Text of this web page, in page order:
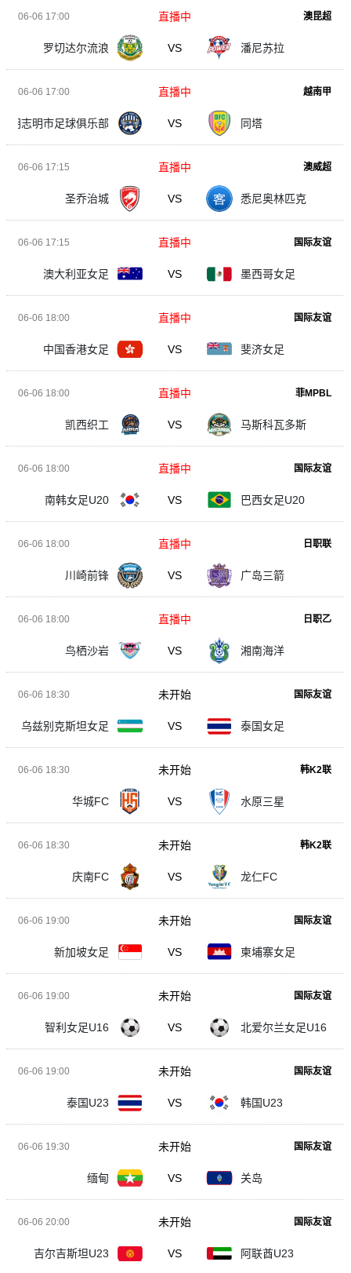
06-06 17:00 澳昆超
罗切达尔流浪 VS 潘尼苏拉
直播中
06-06 17:00 越南甲
胡志明市足球俱乐部 VS 同塔
直播中
06-06 17:15 澳威超
圣乔治城 VS 悉尼奥林匹克
直播中
06-06 17:15 国际友谊
澳大利亚女足 VS 墨西哥女足
直播中
06-06 18:00 国际友谊
中国香港女足 VS 斐济女足
直播中
06-06 18:00 菲MPBL
凯西织工 VS 马斯科瓦多斯
直播中
06-06 18:00 国际友谊
南韩女足U20 VS 巴西女足U20
直播中
06-06 18:00 日职联
川崎前锋 VS 广岛三箭
直播中
06-06 18:00 日职乙
鸟栖沙岩 VS 湘南海洋
直播中
06-06 18:30 国际友谊
乌兹别克斯坦女足 VS 泰国女足
未开始
06-06 18:30 韩K2联
华城FC VS 水原三星
未开始
06-06 18:30 韩K2联
庆南FC VS 龙仁FC
未开始
06-06 19:00 国际友谊
新加坡女足 VS 柬埔寨女足
未开始
06-06 19:00 国际友谊
智利女足U16 VS 北爱尔兰女足U16
未开始
06-06 19:00 国际友谊
泰国U23 VS 韩国U23
未开始
06-06 19:30 国际友谊
缅甸 VS 关岛
未开始
06-06 20:00 国际友谊
吉尔吉斯坦U23 VS 阿联酋U23
未开始